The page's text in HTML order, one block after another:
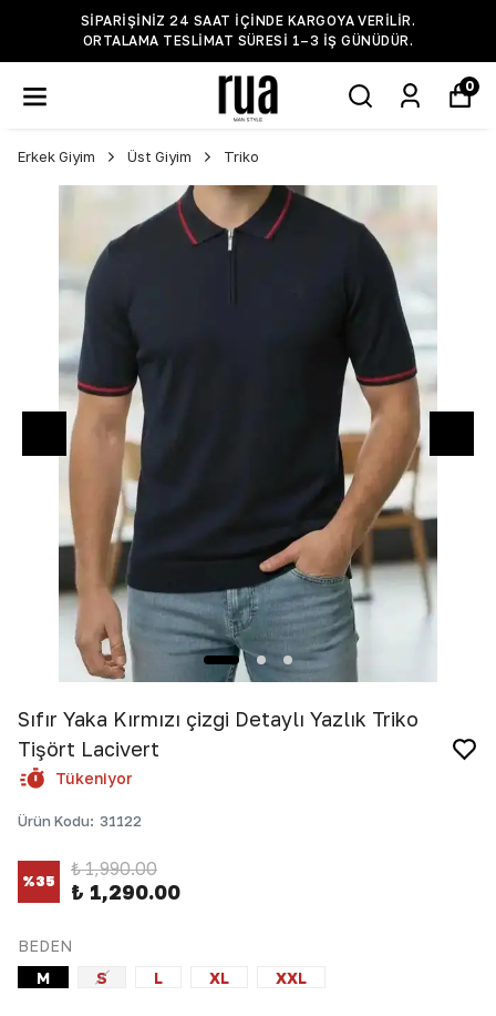
SIPARIŞINIZ 24 SAAT IÇINDE KARGOYA VERILIR.
ORTALAMA TESLIMAT SÜRESI 1–3 IŞ GÜNÜDÜR.
0
Erkek Giyim Üst Giyim Triko
Sıfır Yaka Kırmızı çizgi Detaylı Yazlık Triko
Tişört Lacivert
Tükeniyor
Ürün Kodu: 31122
%35
₺ 1,990.00
₺ 1,290.00
BEDEN
M
S L XL XXL